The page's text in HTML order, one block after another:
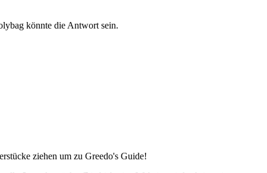
könnte die Antwort sein.
ziehen um zu Greedo's Guide!